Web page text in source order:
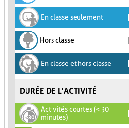
En classe seulement
Hors classe
En classe et hors classe
DURÉE DE L'ACTIVITÉ
Activités courtes (< 30
minutes)